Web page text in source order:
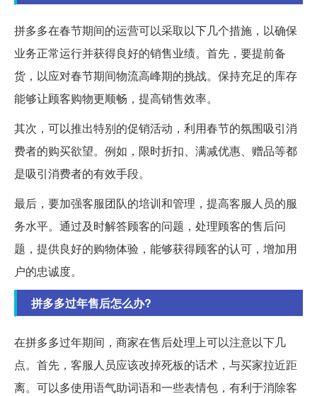
拼多多在春节期间的运营可以采取以下几个措施，以确保
业务正常运行并获得良好的销售业绩。首先，要提前备
货，以应对春节期间物流高峰期的挑战。保持充足的库存
能够让顾客购物更顺畅，提高销售效率。
其次，可以推出特别的促销活动，利用春节的氛围吸引消
费者的购买欲望。例如，限时折扣、满减优惠、赠品等都
是吸引消费者的有效手段。
最后，要加强客服团队的培训和管理，提高客服人员的服
务水平。通过及时解答顾客的问题，处理顾客的售后问
题，提供良好的购物体验，能够获得顾客的认可，增加用
户的忠诚度。
拼多多过年售后怎么办?
在拼多多过年期间，商家在售后处理上可以注意以下几
点。首先，客服人员应该改掉死板的话术，与买家拉近距
离。可以多使用语气助词语和一些表情包，有利于消除客